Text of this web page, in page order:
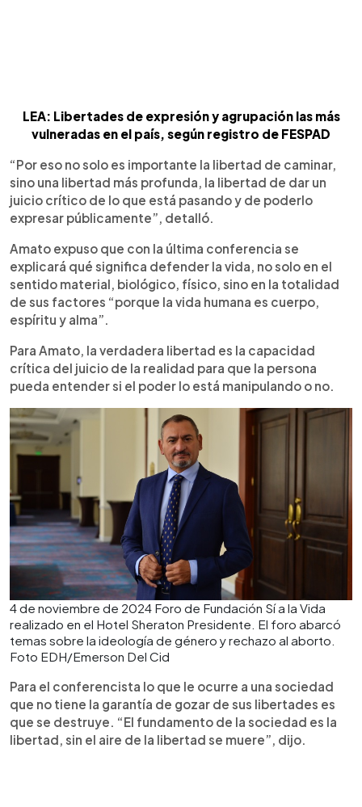
LEA: Libertades de expresión y agrupación las más
vulneradas en el país, según registro de FESPAD
“Por eso no solo es importante la libertad de caminar,
sino una libertad más profunda, la libertad de dar un
juicio crítico de lo que está pasando y de poderlo
expresar públicamente”, detalló.
Amato expuso que con la última conferencia se
explicará qué significa defender la vida, no solo en el
sentido material, biológico, físico, sino en la totalidad
de sus factores “porque la vida humana es cuerpo,
espíritu y alma”.
Para Amato, la verdadera libertad es la capacidad
crítica del juicio de la realidad para que la persona
pueda entender si el poder lo está manipulando o no.
4 de noviembre de 2024 Foro de Fundación Sí a la Vida
realizado en el Hotel Sheraton Presidente. El foro abarcó
temas sobre la ideología de género y rechazo al aborto.
Foto EDH/Emerson Del Cid
Para el conferencista lo que le ocurre a una sociedad
que no tiene la garantía de gozar de sus libertades es
que se destruye. “El fundamento de la sociedad es la
libertad, sin el aire de la libertad se muere”, dijo.